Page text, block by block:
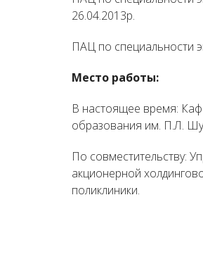
26.04.2013р.
ПАЦ по специальности
Место работы:
В настоящее время:
образования им. П.Л.
По совместительству:
акционерной
поликлиники.